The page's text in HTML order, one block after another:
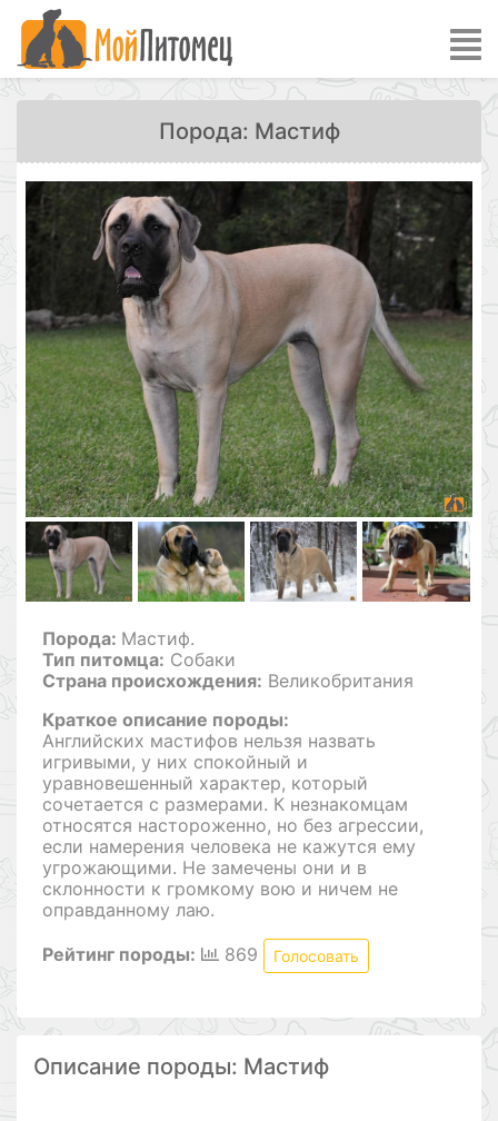
Порода: Мастиф
Порода: Мастиф.
Тип питомца: Собаки
Страна происхождения: Великобритания
Краткое описание породы:
Английских мастифов нельзя назвать
игривыми, у них спокойный и
уравновешенный характер, который
сочетается с размерами. К незнакомцам
относятся настороженно, но без агрессии,
если намерения человека не кажутся ему
угрожающими. Не замечены они и в
склонности к громкому вою и ничем не
оправданному лаю.
Рейтинг породы:
869 Голосовать
Описание породы: Мастиф